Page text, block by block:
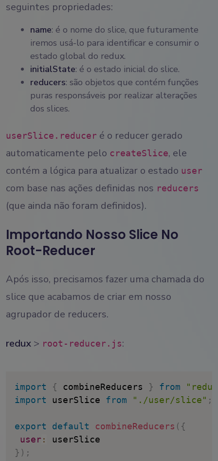
seguintes propriedades:
name: é o nome do slice, que futuramente
iremos usá-lo para identificar e consumir o
estado global do redux.
initialState: é o estado inicial do slice.
reducers: são objetos que contém funções
puras responsáveis por realizar alterações
dos slices.
userSlice.reducer é o reducer gerado
automaticamente pelo createSlice, ele
contém a lógica para atualizar o estado user
com base nas ações definidas nos reducers
(que ainda não foram definidos).
Importando Nosso Slice No
Root-Reducer
Após isso, precisamos fazer uma chamada do
slice que acabamos de criar em nosso
agrupador de reducers.
redux > root-reducer.js:
import { combineReducers } from
import userSlice from "./user/slice" ;
export default combineReducers ( {
user :
} ) ;